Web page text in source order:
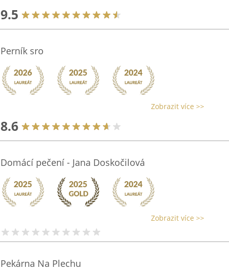
9.5
Perník sro
Zobrazit více >>
8.6
Domácí pečení - Jana Doskočilová
Zobrazit více >>
Pekárna Na Plechu